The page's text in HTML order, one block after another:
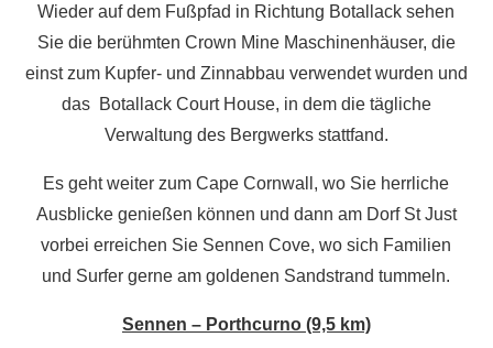
Wieder auf dem Fußpfad in Richtung Botallack sehen
Sie die berühmten Crown Mine Maschinenhäuser, die
einst zum Kupfer- und Zinnabbau verwendet wurden und
das Botallack Court House, in dem die tägliche
Verwaltung des Bergwerks stattfand.
Es geht weiter zum Cape Cornwall, wo Sie herrliche
Ausblicke genießen können und dann am Dorf St Just
vorbei erreichen Sie Sennen Cove, wo sich Familien
und Surfer gerne am goldenen Sandstrand tummeln.
Sennen – Porthcurno (9,5 km)